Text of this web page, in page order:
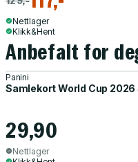
Nettlager
Klikk&Hent
Anbefalt for
Panini
Samlekort World Cup
29,90
Nettlager